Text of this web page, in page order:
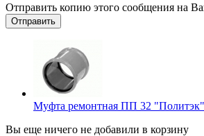
Отправить копию этого сообщения на
Муфта ремонтная ПП 32 "Политэк"
Вы еще ничего не добавили в корзину